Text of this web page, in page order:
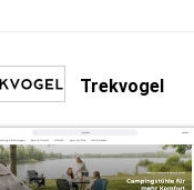
Trekvogel